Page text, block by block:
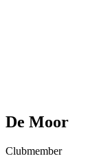
De Moor
Clubmember